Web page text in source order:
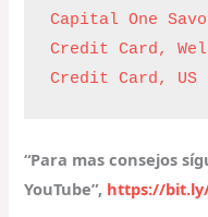
Capital One
Credit Card,
Credit Card,
“Para mas consejos
YouTube”, https://